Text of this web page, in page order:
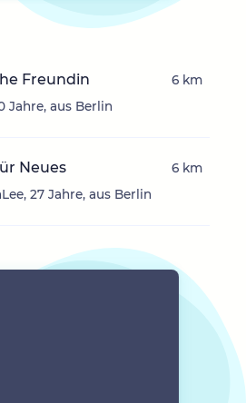
Freundin
Jahre, aus Berlin
6 km
Neues
27 Jahre, aus Berlin
6 km